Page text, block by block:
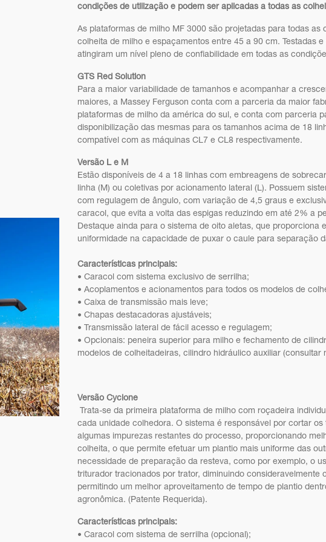
condições de utilização e podem ser aplicadas a todas as
As plataformas de milho MF 3000 são projetadas para todas as
colheita de milho e espaçamentos entre 45 a 90 cm. Testadas
atingiram um nível pleno de confiabilidade em todas as
GTS Red Solution
Para a maior variabilidade de tamanhos e acompanhar a
maiores, a Massey Ferguson conta com a parceria da maior
plataformas de milho da américa do sul, e conta com parceria
disponibilização das mesmas para os tamanhos acima de 18
compatível com as máquinas CL7 e CL8 respectivamente.
Versão L e M
Estão disponíveis de 4 a 18 linhas com embreagens de
linha (M) ou coletivas por acionamento lateral (L). Possuem
com regulagem de ângulo, com variação de 4,5 graus e
caracol, que evita a volta das espigas reduzindo em até 2% a
Destaque ainda para o sistema de oito aletas, que proporciona
uniformidade na capacidade de puxar o caule para separação
Características principais:
• Caracol com sistema exclusivo de serrilha;
• Acoplamentos e acionamentos para todos os modelos de
• Caixa de transmissão mais leve;
• Chapas destacadoras ajustáveis;
• Transmissão lateral de fácil acesso e regulagem;
• Opcionais: peneira superior para milho e fechamento de
modelos de colheitadeiras, cilindro hidráulico auxiliar (consultar
Versão Cyclone
Trata-se da primeira plataforma de milho com roçadeira
cada unidade colhedora. O sistema é responsável por cortar os
algumas impurezas restantes do processo, proporcionando
colheita, o que permite efetuar um plantio mais uniforme das
necessidade de preparação da resteva, como por exemplo, o
triturador tracionados por trator, diminuindo consideravelmente
permitindo um melhor aproveitamento de tempo de plantio
agronômica. (Patente Requerida).
Características principais:
• Caracol com sistema de serrilha (opcional);